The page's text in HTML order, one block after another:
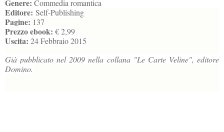
Genere: Commedia romantica
Editore: Self-Publishing
Pagine: 137
Prezzo ebook: € 2,99
Uscita: 24 Febbraio 2015
Già pubblicato nel 2009 nella collana "Le Carte Veline", editore
Domino.